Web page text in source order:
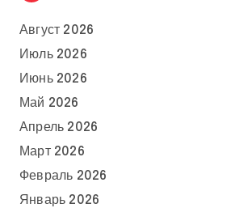
Август 2026
Июль 2026
Июнь 2026
Май 2026
Апрель 2026
Март 2026
Февраль 2026
Январь 2026